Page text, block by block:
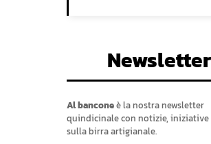
Newsletter
Al banconeè la nostra newsletter
quindicinale con notizie, iniziative
sulla birra artigianale.